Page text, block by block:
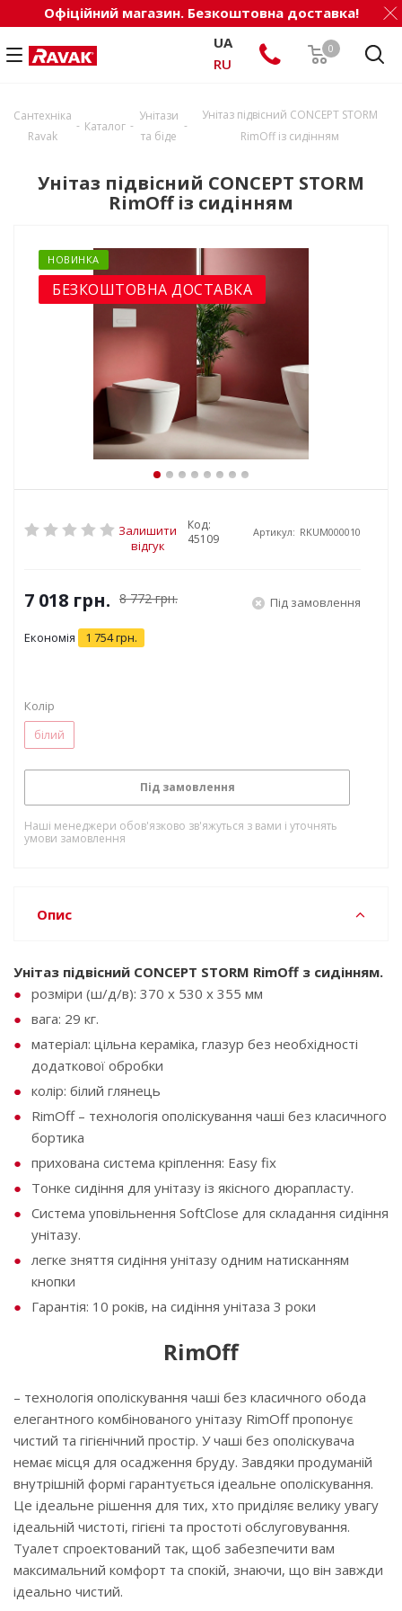
Офіційний магазин. Безкоштовна доставка!
0
UA
RU
Сантехніка
Ravak
- Каталог -
Унітази
та біде
-
Унітаз підвісний CONCEPT STORM
RimOff із сидінням
Унітаз підвісний CONCEPT STORM
RimOff із сидінням
НОВИНКА
БЕЗКОШТОВНА ДОСТАВКА
Залишити
відгук
Код:
45109
Артикул: RKUM000010
7 018 грн. 8 772грн.
Економія 1 754грн.
Під замовлення
Колір
білий
Під замовлення
Наші менеджери обов'язково зв'яжуться з вами і уточнять
умови замовлення
Опис
Унітаз підвісний CONCEPT STORM RimOff з сидінням.
розміри (ш/д/в): 370 x 530 x 355 мм
вага: 29 кг.
матеріал: цільна кераміка, глазур без необхідності
додаткової обробки
колір: білий глянець
RimOff – технологія ополіскування чаші без класичного
бортика
прихована система кріплення: Easy fix
Тонке сидіння для унітазу із якісного дюрапласту.
Система уповільнення SoftClose для складання сидіння
унітазу.
легке зняття сидіння унітазу одним натисканням
кнопки
Гарантія: 10 років, на сидіння унітаза 3 роки
RimOff
– технологія ополіскування чаші без класичного обода
елегантного комбінованого унітазу RimOff пропонує
чистий та гігієнічний простір. У чаші без ополіскувача
немає місця для осадження бруду. Завдяки продуманій
внутрішній формі гарантується ідеальне ополіскування.
Це ідеальне рішення для тих, хто приділяє велику увагу
ідеальній чистоті, гігієні та простоті обслуговування.
Туалет спроектований так, щоб забезпечити вам
максимальний комфорт та спокій, знаючи, що він завжди
ідеально чистий.